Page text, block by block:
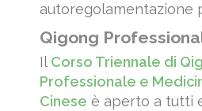
autoregolamentazione
Qigong
Il Corso Triennale di
Professionale e
Cinese è aperto a tutti